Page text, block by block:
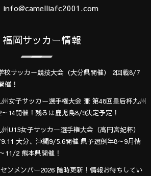
info@camelliafc2001.com
福岡サッカー情報
校サッカー競技大会（大分県開催） 2回戦8/7
催！
女子サッカー選手権大会 兼 第48回皇后杯九州
14開催！残るは鹿児島8/9決定予定！
U15女子サッカー選手権大会（高円宮妃杯）
大分、沖縄9/5.6開催 県予選例年8～9月情
11/2 熊本県開催！
ンメンバー2026 随時更新！情報お待ちしてい